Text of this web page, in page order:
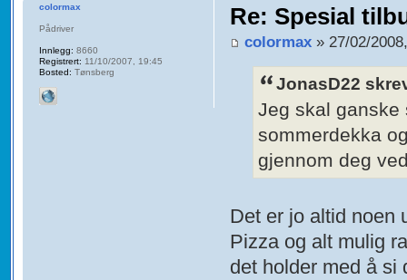
Re: Spesial
colormax » 27/02/
JonasD22
Jeg skal ganske
sommerdekka
gjennom deg
Det er jo altid noen
Pizza og alt mulig
det holder med å si
colormax
Pådriver
Innlegg: 8660
Registrert: 11/10/2007, 19:45
Bosted: Tønsberg